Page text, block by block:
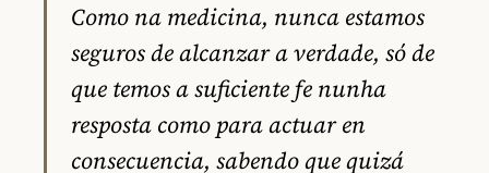
Como na medicina, nunca estamos
seguros de alcanzar a verdade, só de
que temos a suficiente fe nunha
resposta como para actuar en
consecuencia, sabendo que quizá